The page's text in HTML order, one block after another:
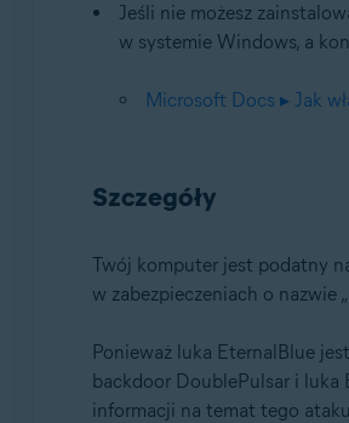
Jeśli nie możesz
w systemie Windows, a
Microsoft Docs ▸ Jak
Szczegóły
Twój komputer jest podatny
w zabezpieczeniach o nazwie „
Ponieważ luka EternalBlue
backdoor DoublePulsar i luka
informacji na temat tego